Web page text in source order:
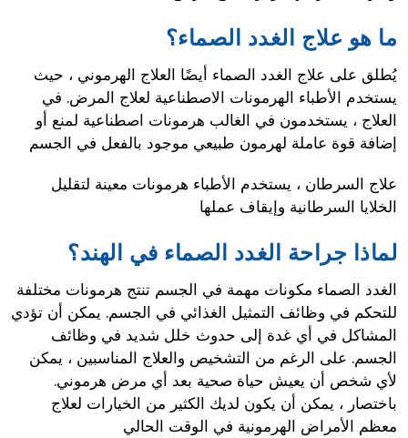
ما هو علاج الغدد الصماء؟
يُطلق على علاج الغدد الصماء أيضًا العلاج الهرموني ، حيث
يستخدم الأطباء الهرمونات الاصطناعية لعلاج المرض. في
العلاج ، يستخدمون في الغالب هرمونات اصطناعية لمنع أو
إضافة قوة عاملة لهرمون طبيعي موجود بالفعل في الجسم
علاج السرطان ، يستخدم الأطباء هرمونات معينة لتقليل
الخلايا السرطانية وإيقاف عملها
لماذا جراحة الغدد الصماء في الهند؟
الغدد الصماء مكونات مهمة في الجسم تنتج هرمونات مختلفة
للتحكم في وظائف التمثيل الغذائي في الجسم. يمكن أن تؤدي
المشاكل في أي غدة إلى حدوث خلل شديد في وظائف
الجسم. على الرغم من التشخيص والعلاج المناسبين ، يمكن
لأي شخص أن يعيش حياة صحية بعد أي مرض هرموني.
باختصار ، يمكن أن يكون لديك الكثير من الخيارات لعلاج
معظم الأمراض الهرمونية في الوقت الحالي